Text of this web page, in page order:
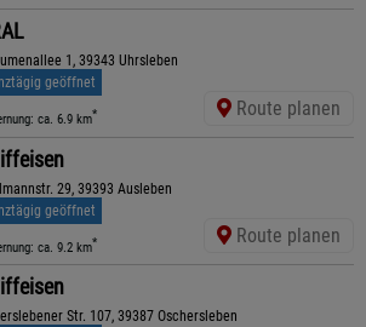
1, 39343 Uhrsleben
geöffnet
ca. 6.9 km* Route planen
29, 39393 Ausleben
geöffnet
ca. 9.2 km* Route planen
Str. 107, 39387 Oschersleben